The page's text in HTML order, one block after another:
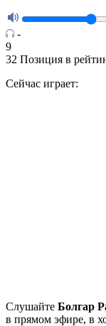
-
9
32 Позиция в
Сейчас играет:
Cлушайте Болгар
в прямом эфире, в